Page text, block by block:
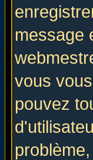
message
vous
pouvez